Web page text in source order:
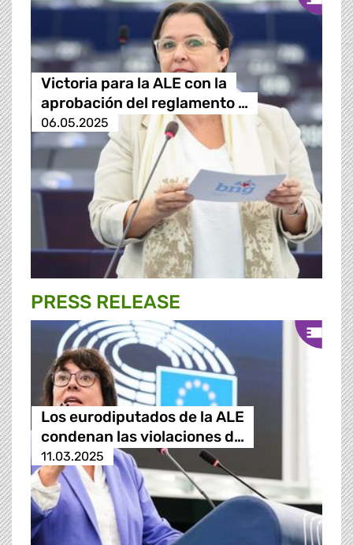
Victoria para la ALE con la
aprobación del reglamento …
06.05.2025
PRESS RELEASE
Los eurodiputados de la ALE
condenan las violaciones d…
11.03.2025